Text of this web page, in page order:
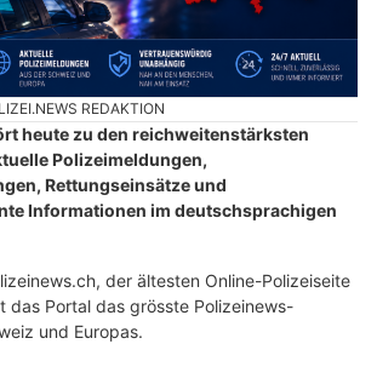
REDAKTION
heute zu den reichweitenstärksten
Polizeimeldungen,
Rettungseinsätze und
Informationen im deutschsprachigen
der ältesten Online-Polizeiseite
das Portal das grösste Polizeinews-
und Europas.